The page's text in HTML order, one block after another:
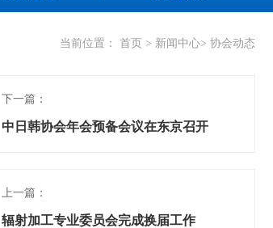
当前位置： 首页 > 新闻中心> 协会动态
下一篇：
中日韩协会年会预备会议在东京召开
上一篇：
辐射加工专业委员会完成换届工作